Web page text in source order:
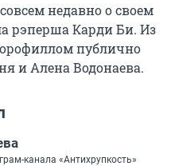
недавно о своем
рэперша Карди Би. Из
публично
и Алена Водонаева.
канала «Антихрупкость»